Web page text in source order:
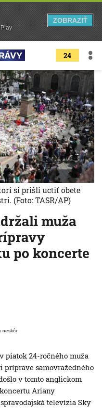
24
muža
po koncerte
neskôr
si prišli uctiť obete
(Foto: TASR/AP)
piatok 24-ročného muža
príprave samovražedného
v tomto anglickom
Ariany
televízia Sky
ZOBRAZIŤ